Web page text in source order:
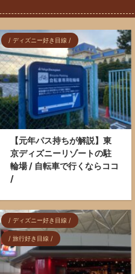
/ ディズニー好き目線 /
【元年パス持ちが解説】東
京ディズニーリゾートの駐
輪場 / 自転車で行くならココ
/
/ ディズニー好き目線 /
/ 旅行好き目線 /